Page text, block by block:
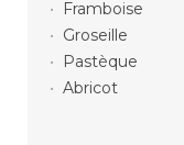
Framboise
Groseille
Pastèque
Abricot